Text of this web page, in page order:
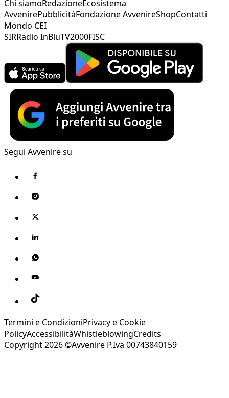
Chi siamoRedazioneEcosistema
AvvenirePubblicitàFondazione AvvenireShopContatti
Mondo CEI
SIRRadio InBluTV2000FISC
Segui Avvenire su
Termini e CondizioniPrivacy e Cookie
PolicyAccessibilitàWhistleblowingCredits
Copyright 2026 ©Avvenire P.Iva 00743840159